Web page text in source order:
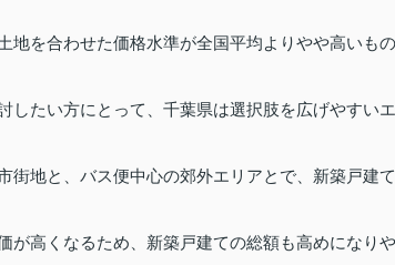
地を合わせた価格水準が全国平均よりやや高いもの
したい方にとって、千葉県は選択肢を広げやすいエ
街地と、バス便中心の郊外エリアとで、新築戸建て
が高くなるため、新築戸建ての総額も高めになりや